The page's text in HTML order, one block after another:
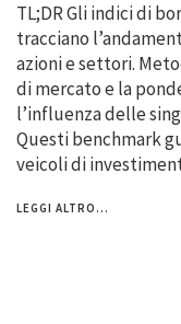
TL;DR Gli indici di
tracciano
azioni e settori.
di mercato e la
l’influenza delle
Questi benchmark
veicoli di
LEGGI ALTRO...